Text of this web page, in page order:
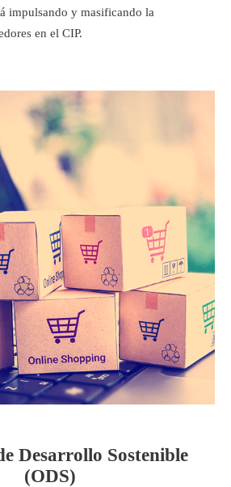
impulsando y masificando la
en el CIP.
Desarrollo Sostenible
(ODS)